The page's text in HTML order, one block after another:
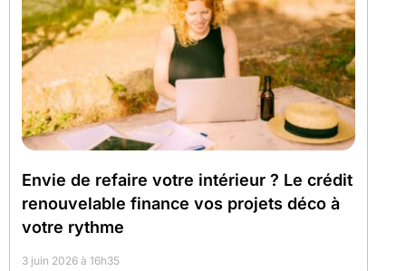
Envie de refaire votre intérieur ? Le crédit
renouvelable finance vos projets déco à
votre rythme
3 juin 2026 à 16h35